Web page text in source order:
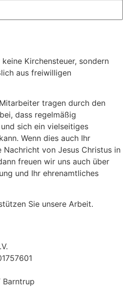
Kirchensteuer, sondern
aus freiwilligen
tragen durch den
dass regelmäßig
sich ein vielseitiges
Wenn dies auch Ihr
von Jesus Christus in
freuen wir uns auch über
und Ihr ehrenamtliches
Sie unsere Arbeit.
Barntrup